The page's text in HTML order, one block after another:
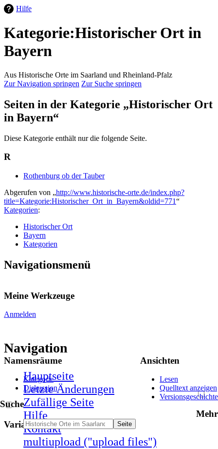
Hilfe
Kategorie:Historischer Ort in
Bayern
Aus Historische Orte im Saarland und Rheinland-Pfalz
Zur Navigation springen Zur Suche springen
Seiten in der Kategorie „Historischer Ort
in Bayern“
Diese Kategorie enthält nur die folgende Seite.
R
Rothenburg ob der Tauber
Abgerufen von „http://www.historische-orte.de/index.php?
title=Kategorie:Historischer_Ort_in_Bayern&oldid=771“
Kategorien:
Historischer Ort
Bayern
Kategorien
Navigationsmenü
Meine Werkzeuge
Anmelden
Namensräume
Kategorie
Diskussion
Varianten
Ansichten
Lesen
Quelltext anzeigen
Versionsgeschichte
Mehr
Suche
Navigation
Hauptseite
Letzte Änderungen
Zufällige Seite
Hilfe
Kontakt
multiupload ("upload files")